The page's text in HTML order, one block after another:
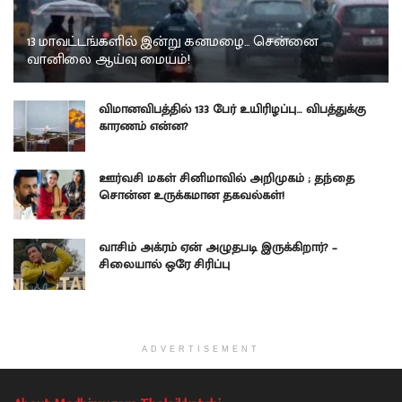
13 மாவட்டங்களில் இன்று கனமழை… சென்னை
வானிலை ஆய்வு மையம்!
விமானவிபத்தில் 133 பேர் உயிரிழப்பு… விபத்துக்கு
காரணம் என்ன?
ஊர்வசி மகள் சினிமாவில் அறிமுகம் ; தந்தை
சொன்ன உருக்கமான தகவல்கள்!
வாசிம் அக்ரம் ஏன் அழுதபடி இருக்கிறார்? –
சிலையால் ஒரே சிரிப்பு
ADVERTISEMENT